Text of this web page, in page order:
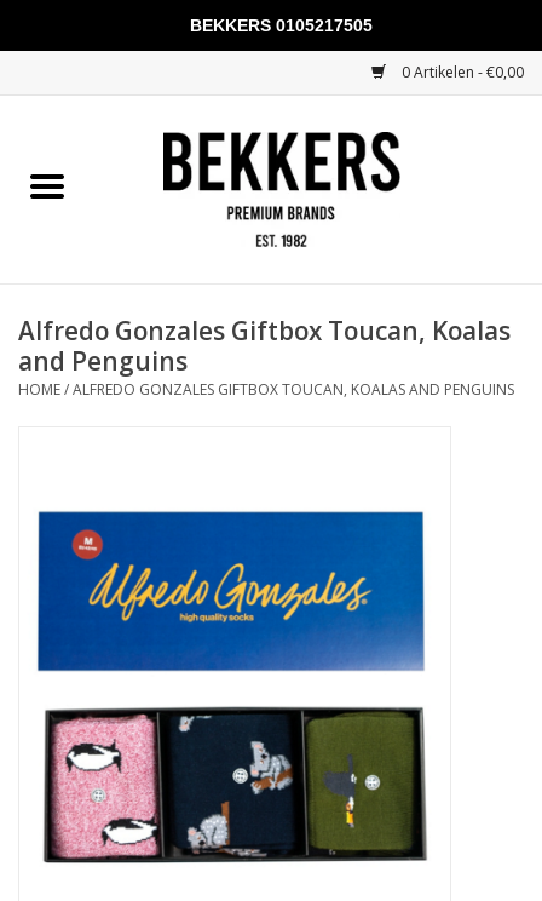
0 Artikelen - €0,00
Mannen
KADOBONNEN
Merken
Alfredo Gonzales Giftbox Toucan, Koalas
and Penguins
HOME/ALFREDO GONZALES GIFTBOX TOUCAN, KOALAS AND PENGUINS
BEKKERS 0105217505